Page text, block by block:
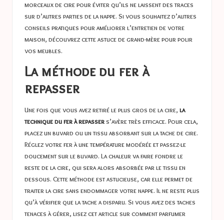
morceaux de cire pour éviter qu’ils ne laissent des traces
sur d’autres parties de la nappe. Si vous souhaitez d’autres
conseils pratiques pour améliorer l’entretien de votre
maison, découvrez cetteastuce de grand-mère pour polir
vos meubles.
La méthode du fer à
repasser
Une fois que vous avez retiré le plus gros de la cire, la
technique du fer à repasser s’avère très efficace. Pour cela,
placez un buvard ou un tissu absorbant sur la tache de cire.
Réglez votre fer à une température modérée et passez-le
doucement sur le buvard. La chaleur va faire fondre le
reste de la cire, qui sera alors absorbée par le tissu en
dessous. Cette méthode est astucieuse, car elle permet de
traiter la cire sans endommager votre nappe. Il ne reste plus
qu’à vérifier que la tache a disparu. Si vous avez des taches
tenaces à gérer, lisez cet article sur comment parfumer